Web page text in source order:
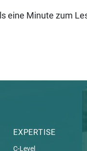
eine Minute zum
EXPERTISE
C-Level